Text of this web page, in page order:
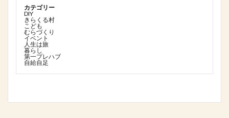
カテゴリー
DIY
きらくる村
こども
むらづくり
イベント
人生は旅
暮らし
第一プレハブ
自給自足